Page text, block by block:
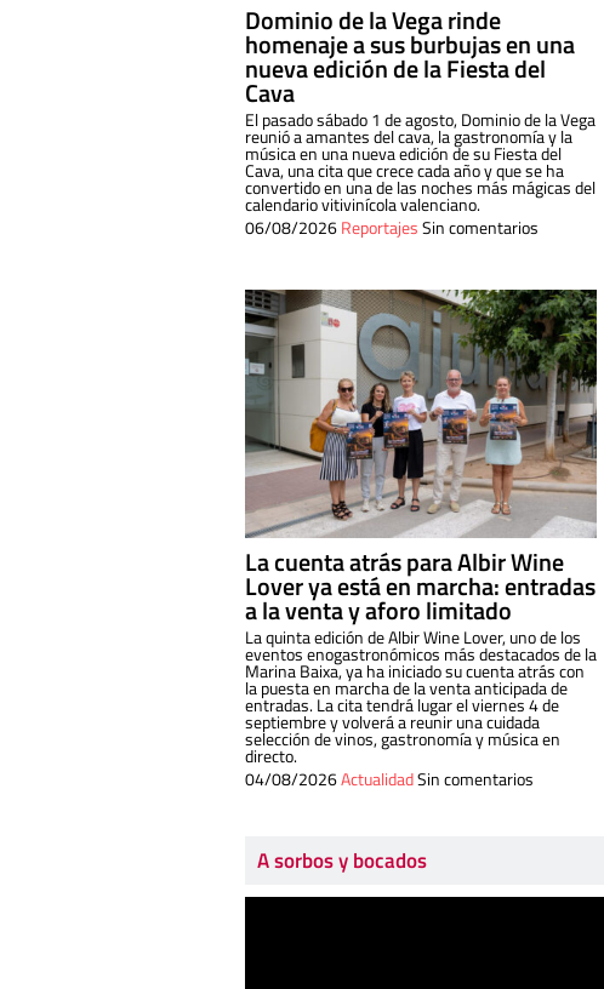
Dominio de la Vega rinde
homenaje a sus burbujas en una
nueva edición de la Fiesta del
Cava
El pasado sábado 1 de agosto, Dominio de la Vega
reunió a amantes del cava, la gastronomía y la
música en una nueva edición de su Fiesta del
Cava, una cita que crece cada año y que se ha
convertido en una de las noches más mágicas del
calendario vitivinícola valenciano.
06/08/2026ReportajesSin comentarios
La cuenta atrás para Albir Wine
Lover ya está en marcha: entradas
a la venta y aforo limitado
La quinta edición de Albir Wine Lover, uno de los
eventos enogastronómicos más destacados de la
Marina Baixa, ya ha iniciado su cuenta atrás con
la puesta en marcha de la venta anticipada de
entradas. La cita tendrá lugar el viernes 4 de
septiembre y volverá a reunir una cuidada
selección de vinos, gastronomía y música en
directo.
04/08/2026ActualidadSin comentarios
A sorbos y bocados